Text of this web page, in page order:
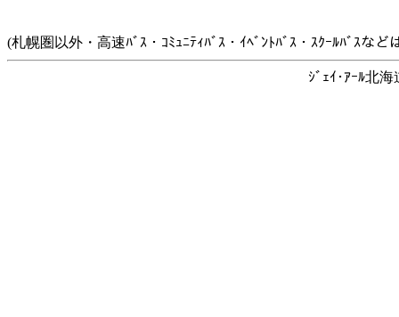
(札幌圏以外・高速ﾊﾞｽ・ｺﾐｭﾆﾃｨﾊﾞｽ・ｲﾍﾞﾝﾄﾊﾞｽ・ｽｸｰﾙﾊﾞｽな
ｼﾞｪｲ･ｱｰﾙ北